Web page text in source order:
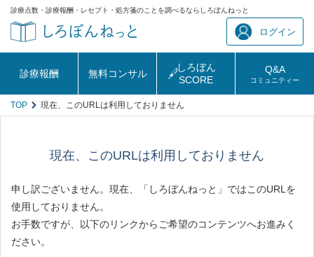
診療点数・診療報酬・レセプト・処方箋のことを調べるならしろぼんねっと
ログイン
診療報酬 無料コンサル
しろぼん
SCORE
Q&A
コミュニティー
TOP 現在、このURLは利用しておりません
現在、このURLは利用しておりません
申し訳ございません。現在、「しろぼんねっと」ではこのURLを
使用しておりません。
お手数ですが、以下のリンクからご希望のコンテンツへお進みく
ださい。